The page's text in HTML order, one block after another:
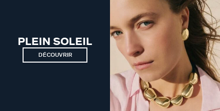
PLEIN SOLEIL
DÉCOUVRIR